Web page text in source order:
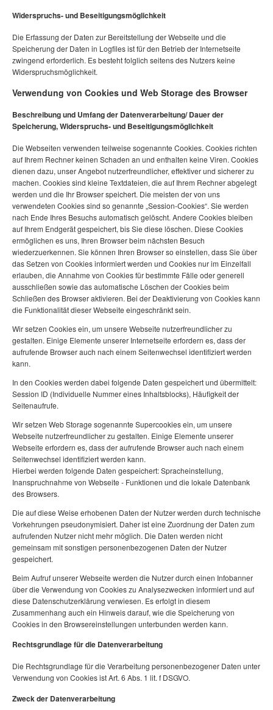
Widerspruchs- und Beseitigungsmöglichkeit
Die Erfassung der Daten zur Bereitstellung der Webseite und die
Speicherung der Daten in Logfiles ist für den Betrieb der Internetseite
zwingend erforderlich. Es besteht folglich seitens des Nutzers keine
Widerspruchsmöglichkeit.
Verwendung von Cookies und Web Storage des Browser
Beschreibung und Umfang der Datenverarbeitung/ Dauer der
Speicherung, Widerspruchs- und Beseitigungsmöglichkeit
Die Webseiten verwenden teilweise sogenannte Cookies. Cookies richten
auf Ihrem Rechner keinen Schaden an und enthalten keine Viren. Cookies
dienen dazu, unser Angebot nutzerfreundlicher, effektiver und sicherer zu
machen. Cookies sind kleine Textdateien, die auf Ihrem Rechner abgelegt
werden und die Ihr Browser speichert. Die meisten der von uns
verwendeten Cookies sind so genannte „Session-Cookies“. Sie werden
nach Ende Ihres Besuchs automatisch gelöscht. Andere Cookies bleiben
auf Ihrem Endgerät gespeichert, bis Sie diese löschen. Diese Cookies
ermöglichen es uns, Ihren Browser beim nächsten Besuch
wiederzuerkennen. Sie können Ihren Browser so einstellen, dass Sie über
das Setzen von Cookies informiert werden und Cookies nur im Einzelfall
erlauben, die Annahme von Cookies für bestimmte Fälle oder generell
ausschließen sowie das automatische Löschen der Cookies beim
Schließen des Browser aktivieren. Bei der Deaktivierung von Cookies kann
die Funktionalität dieser Webseite eingeschränkt sein.
Wir setzen Cookies ein, um unsere Webseite nutzerfreundlicher zu
gestalten. Einige Elemente unserer Internetseite erfordern es, dass der
aufrufende Browser auch nach einem Seitenwechsel identifiziert werden
kann.
In den Cookies werden dabei folgende Daten gespeichert und übermittelt:
Session ID (Individuelle Nummer eines Inhaltsblocks), Häufigkeit der
Seitenaufrufe.
Wir setzen Web Storage sogenannte Supercookies ein, um unsere
Webseite nutzerfreundlicher zu gestalten. Einige Elemente unserer
Webseite erfordern es, dass der aufrufende Browser auch nach einem
Seitenwechsel identifiziert werden kann.
Hierbei werden folgende Daten gespeichert: Spracheinstellung,
Inanspruchnahme von Webseite - Funktionen und die lokale Datenbank
des Browsers.
Die auf diese Weise erhobenen Daten der Nutzer werden durch technische
Vorkehrungen pseudonymisiert. Daher ist eine Zuordnung der Daten zum
aufrufenden Nutzer nicht mehr möglich. Die Daten werden nicht
gemeinsam mit sonstigen personenbezogenen Daten der Nutzer
gespeichert.
Beim Aufruf unserer Webseite werden die Nutzer durch einen Infobanner
über die Verwendung von Cookies zu Analysezwecken informiert und auf
diese Datenschutzerklärung verwiesen. Es erfolgt in diesem
Zusammenhang auch ein Hinweis darauf, wie die Speicherung von
Cookies in den Browsereinstellungen unterbunden werden kann.
Rechtsgrundlage für die Datenverarbeitung
Die Rechtsgrundlage für die Verarbeitung personenbezogener Daten unter
Verwendung von Cookies ist Art. 6 Abs. 1 lit. f DSGVO.
Zweck der Datenverarbeitung